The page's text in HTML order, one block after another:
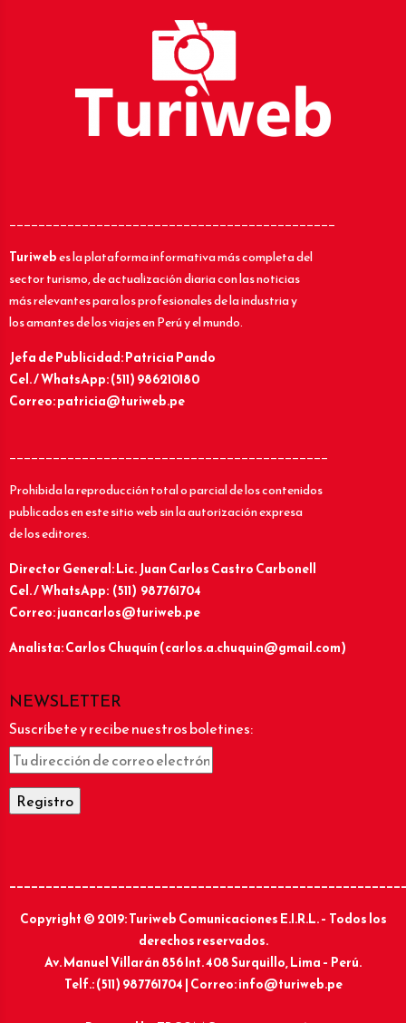
_____________________________________________
Turiwebes la plataforma informativa más completa del
sector turismo, de actualización diaria con las noticias
más relevantes para los profesionales de la industria y
los amantes de los viajes en Perú y el mundo.
Jefa de Publicidad: Patricia Pando
Cel. / WhatsApp: (511) 986210180
Correo: patricia@turiweb.pe
____________________________________________
Prohibida la reproducción total o parcial de los contenidos
publicados en este sitio web sin la autorización expresa
de los editores.
Director General: Lic.Juan Carlos Castro Carbonell
Cel. / WhatsApp: (511) 987761704
Correo: juancarlos@turiweb.pe
Analista: Carlos Chuquín (carlos.a.chuquin@gmail.com)
NEWSLETTER
Suscríbete y recibe nuestros boletines:
Copyright © 2019: Turiweb Comunicaciones E.I.R.L. – Todos los
derechos reservados.
Av. Manuel Villarán 856 Int. 408 Surquillo, Lima – Perú.
Telf.: (511) 987761704 | Correo: info@turiweb.pe